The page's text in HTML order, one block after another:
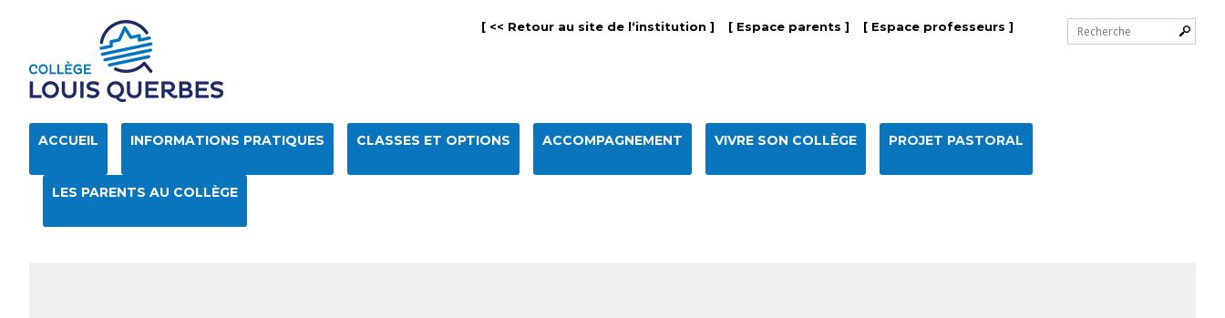
navigation
[ << Retour au site de l‘institution ] [ Espace parents ] [ Espace professeurs ]
ACCUEIL INFORMATIONS PRATIQUES CLASSES ET OPTIONS ACCOMPAGNEMENT VIVRE SON COLLÈGE PROJET PASTORAL
LES PARENTS AU COLLÈGE
Chercher par